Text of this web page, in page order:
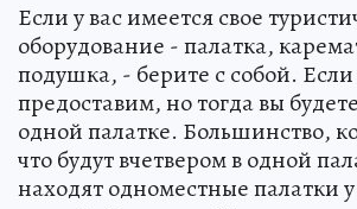
Если у вас имеется свое
оборудование - палатка,
подушка, - берите с собой.
предоставим, но тогда вы
одной палатке. Большинство,
что будут вчетвером в одной
находят одноместные палатки